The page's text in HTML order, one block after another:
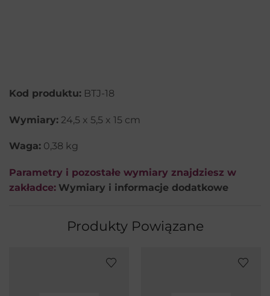
Kod produktu: BTJ-18
Wymiary: 24,5 x 5,5 x 15 cm
Waga: 0,38 kg
Parametry i pozostałe wymiary znajdziesz w
zakładce: Wymiary i informacje dodatkowe
Produkty Powiązane